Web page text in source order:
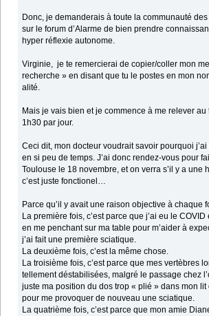
Donc, je demanderais à toute la communauté
sur le forum d’Alarme de bien prendre
hyper réflexie autonome.
Virginie, je te remercierai de copier/coller mon
recherche » en disant que tu le postes en mon
alité.
Mais je vais bien et je commence à me relever
1h30 par jour.
Ceci dit, mon docteur voudrait savoir pourquoi
en si peu de temps. J’ai donc rendez-vous pour
Toulouse le 18 novembre, et on verra s’il y a une
c’est juste fonctionel…
Parce qu’il y avait une raison objective à chaque
La première fois, c’est parce que j’ai eu le
en me penchant sur ma table pour m’aider à
j’ai fait une première sciatique.
La deuxième fois, c’est la même chose.
La troisième fois, c’est parce que mes vertèbres
tellement déstabilisées, malgré le passage chez
juste ma position du dos trop « plié » dans mon lit
pour me provoquer de nouveau une sciatique.
La quatrième fois, c’est parce que mon amie